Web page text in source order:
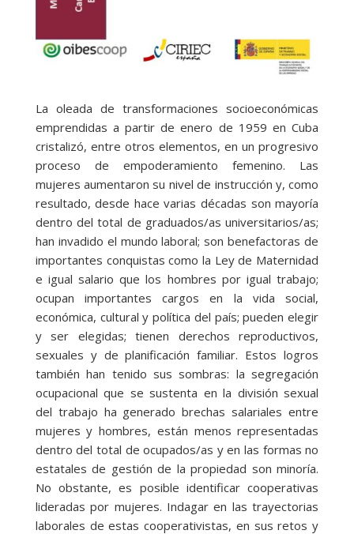
La oleada de transformaciones socioeconómicas
emprendidas a partir de enero de 1959 en Cuba
cristalizó, entre otros elementos, en un progresivo
proceso de empoderamiento femenino. Las
mujeres aumentaron su nivel de instrucción y, como
resultado, desde hace varias décadas son mayoría
dentro del total de graduados/as universitarios/as;
han invadido el mundo laboral; son benefactoras de
importantes conquistas como la Ley de Maternidad
e igual salario que los hombres por igual trabajo;
ocupan importantes cargos en la vida social,
económica, cultural y política del país; pueden elegir
y ser elegidas; tienen derechos reproductivos,
sexuales y de planificación familiar. Estos logros
también han tenido sus sombras: la segregación
ocupacional que se sustenta en la división sexual
del trabajo ha generado brechas salariales entre
mujeres y hombres, están menos representadas
dentro del total de ocupados/as y en las formas no
estatales de gestión de la propiedad son minoría.
No obstante, es posible identificar cooperativas
lideradas por mujeres. Indagar en las trayectorias
laborales de estas cooperativistas, en sus retos y